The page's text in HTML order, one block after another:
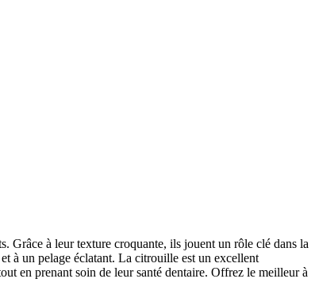
Grâce à leur texture croquante, ils jouent un rôle clé dans la
à un pelage éclatant. La citrouille est un excellent
en prenant soin de leur santé dentaire. Offrez le meilleur à